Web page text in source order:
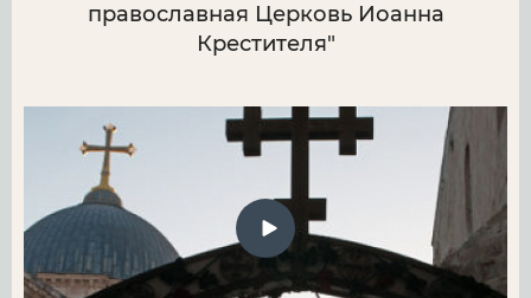
православная Церковь Иоанна
Крестителя"